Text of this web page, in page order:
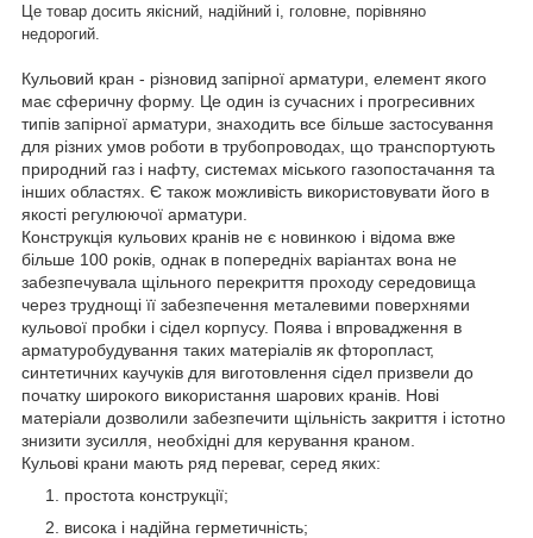
Це товар досить якісний, надійний і, головне, порівняно
недорогий.
Кульовий кран - різновид запірної арматури, елемент якого
має сферичну форму. Це один із сучасних і прогресивних
типів запірної арматури, знаходить все більше застосування
для різних умов роботи в трубопроводах, що транспортують
природний газ і нафту, системах міського газопостачання та
інших областях. Є також можливість використовувати його в
якості регулюючої арматури.
Конструкція кульових кранів не є новинкою і відома вже
більше 100 років, однак в попередніх варіантах вона не
забезпечувала щільного перекриття проходу середовища
через труднощі її забезпечення металевими поверхнями
кульової пробки і сідел корпусу. Поява і впровадження в
арматуробудування таких матеріалів як фторопласт,
синтетичних каучуків для виготовлення сідел призвели до
початку широкого використання шарових кранів. Нові
матеріали дозволили забезпечити щільність закриття і істотно
знизити зусилля, необхідні для керування краном.
Кульові крани мають ряд переваг, серед яких:
простота конструкції;
висока і надійна герметичність;